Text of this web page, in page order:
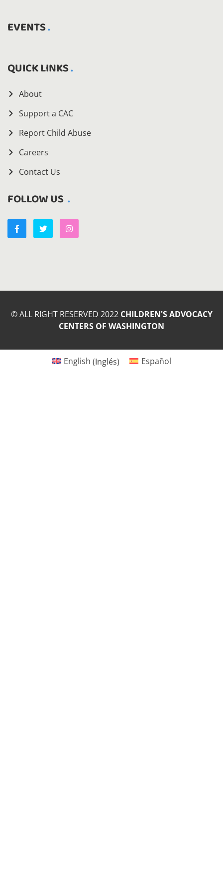
EVENTS
QUICK LINKS
About
Support a CAC
Report Child Abuse
Careers
Contact Us
FOLLOW US
© ALL RIGHT RESERVED 2022 CHILDREN'S ADVOCACY
CENTERS OF WASHINGTON
English (Inglés) Español